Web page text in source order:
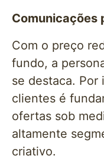
Comunicações
Com o preço
fundo, a
se destaca. Por
clientes é
ofertas sob
altamente
criativo.